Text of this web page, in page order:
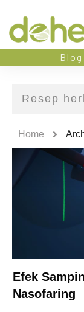
Home
Efek
Nasofaring